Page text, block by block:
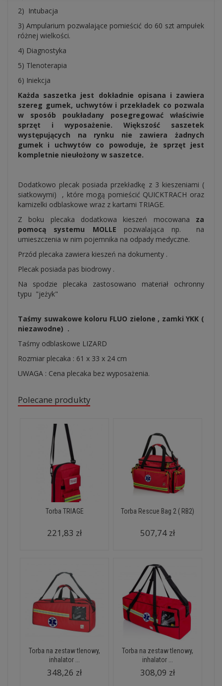
2) Intubacja
3) Ampularium pozwalające pomieścić do 60 szt ampułek
różnej wielkości.
4) Diagnostyka
5) Tlenoterapia
6) Iniekcja
Każda saszetka jest dokładnie opisana i zawiera
szereg gumek, uchwytów i przekładek co pozwala
w sposób poukładany posegregować właściwie
sprzęt i wyposażenie. Większość saszetek
występujących na rynku nie zawiera żadnych
gumek i uchwytów co powoduje, że sprzęt jest
kompletnie nieułożony w saszetce.
Dodatkowo plecak posiada przekładkę z 3 kieszeniami (
siatkowymi) , które mogą pomieścić QUICKTRACH oraz
kamizelki odblaskowe wraz z kartami TRIAGE.
Z boku plecaka dodatkowa kieszeń mocowana za
pomocą systemu MOLLE pozwalająca np. na
umieszczenia w nim pojemnika na odpady medyczne.
Przód plecaka zawiera kieszeń na dokumenty .
Plecak posiada pas biodrowy .
Na spodzie plecaka zastosowano materiał ochronny
typu "jeżyk"
Taśmy suwakowe koloru FLUO zielone , zamki YKK (
niezawodne) .
Taśmy odblaskowe LIZARD
Rozmiar plecaka : 61 x 33 x 24 cm
UWAGA : Cena plecaka bez wyposażenia.
Polecane produkty
Torba TRIAGE
221,83 zł
Torba Rescue Bag 2 ( RB2)
507,74 zł
Torba na zestaw tlenowy,
inhalator ...
348,26 zł
Torba na zestaw tlenowy,
inhalator ...
308,09 zł